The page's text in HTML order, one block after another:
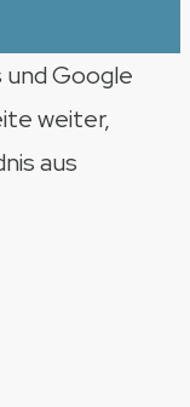
Google
weiter,
aus